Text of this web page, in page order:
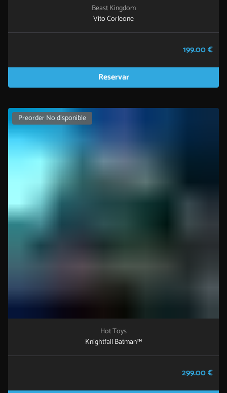
Beast Kingdom
Vito Corleone
199.00 €
Reservar
Preorder No disponible
Hot Toys
Knightfall Batman™
299.00 €